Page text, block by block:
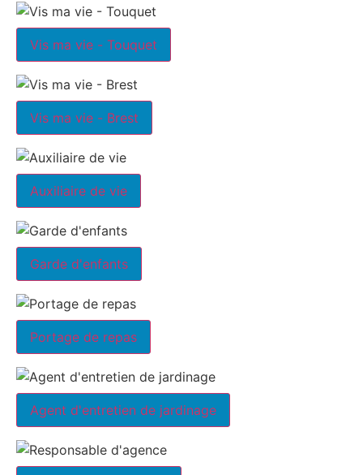
Vis ma vie - Touquet
Vis ma vie - Brest
Auxiliaire de vie
Garde d'enfants
Portage de repas
Agent d'entretien de jardinage